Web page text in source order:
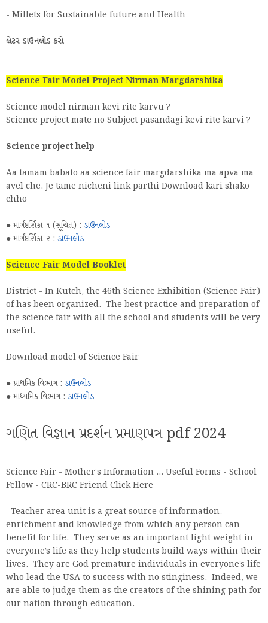
- Millets for Sustainable future and Health
લેટર ડાઉનલોડ કરો
Science Fair Model Project Nirman Margdarshika
Science model nirman kevi rite karvu ?
Science project mate no Subject pasandagi kevi rite karvi ?
Science project help
Aa tamam babato aa science fair margdarshika ma apva ma
avel che. Je tame nicheni link parthi Download kari shako
chho
● માર્ગદર્શિકા-૧ (સૂચિત) : ડાઉનલોડ
● માર્ગદર્શિકા-૨ : ડાઉનલોડ
Science Fair Model Booklet
District - In Kutch, the 46th Science Exhibition (Science Fair)
of has been organized. The best practice and preparation of
the science fair with all the school and students will be very
useful.
Download model of Science Fair
● પ્રાથમિક વિભાગ : ડાઉનલોડ
● માધ્યમિક વિભાગ : ડાઉનલોડ
ગણિત વિજ્ઞાન પ્રદર્શન પ્રમાણપત્ર pdf 2024
Science Fair - Mother's Information ... Useful Forms - School
Fellow - CRC-BRC Friend Click Here
Teacher area unit is a great source of information,
enrichment and knowledge from which any person can
benefit for life. They serve as an important light weight in
everyone’s life as they help students build ways within their
lives. They are God premature individuals in everyone’s life
who lead the USA to success with no stinginess. Indeed, we
are able to judge them as the creators of the shining path for
our nation through education.